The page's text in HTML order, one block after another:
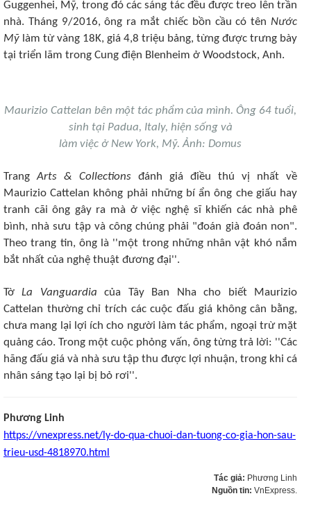
Guggenhei, Mỹ, trong đó các sáng tác đều được treo lên trần
nhà. Tháng 9/2016, ông ra mắt chiếc bồn cầu có tên Nước
Mỹ làm từ vàng 18K, giá 4,8 triệu bảng, từng được trưng bày
tại triển lãm trong Cung điện Blenheim ở Woodstock, Anh.
Maurizio Cattelan bên một tác phẩm của mình. Ông 64 tuổi,
sinh tại Padua, Italy, hiện sống và
làm việc ở New York, Mỹ. Ảnh: Domus
TrangArts & Collections đánh giá điều thú vị nhất về
Maurizio Cattelan không phải những bí ẩn ông che giấu hay
tranh cãi ông gây ra mà ở việc nghệ sĩ khiến các nhà phê
bình, nhà sưu tập và công chúng phải "đoán già đoán non".
Theo trang tin, ông là ''một trong những nhân vật khó nắm
bắt nhất của nghệ thuật đương đại''.
TờLa Vanguardia của Tây Ban Nha cho biết Maurizio
Cattelan thường chỉ trích các cuộc đấu giá không cân bằng,
chưa mang lại lợi ích cho người làm tác phẩm, ngoại trừ mặt
quảng cáo. Trong một cuộc phỏng vấn, ông từng trả lời: ''Các
hãng đấu giá và nhà sưu tập thu được lợi nhuận, trong khi cá
nhân sáng tạo lại bị bỏ rơi''.
Phương Linh
https://vnexpress.net/ly-do-qua-chuoi-dan-tuong-co-gia-hon-sau-
trieu-usd-4818970.html
Tác giả: Phương Linh
Nguồn tin: VnExpress.